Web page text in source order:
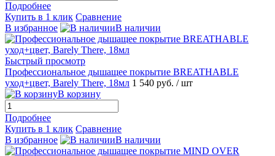
Подробнее
Купить в 1 клик Сравнение
В избранное
В наличии
Быстрый просмотр
Профессиональное дышащее покрытие BREATHABLE
уход+цвет, Barely There, 18мл 1 540 руб. / шт
В корзину
Подробнее
Купить в 1 клик Сравнение
В избранное
В наличии